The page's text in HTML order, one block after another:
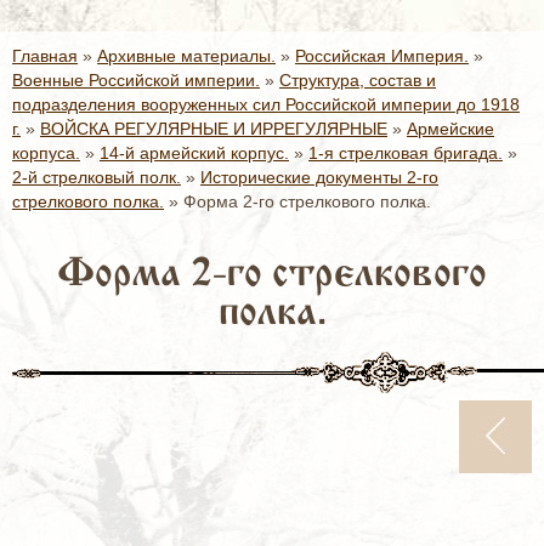
Главная » Архивные материалы. » Российская Империя. »
Военные Российской империи. » Структура, состав и
подразделения вооруженных сил Российской империи до 1918
г. » ВОЙСКА РЕГУЛЯРНЫЕ И ИРРЕГУЛЯРНЫЕ » Армейские
корпуса. » 14-й армейский корпус. » 1-я стрелковая бригада. »
2-й стрелковый полк. » Исторические документы 2-го
стрелкового полка. » Форма 2-го стрелкового полка.
Форма 2-го стрелкового
полка.